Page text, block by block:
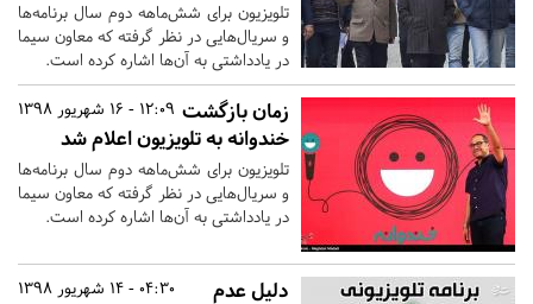
تلویزیون برای شش‌ماهه دوم سال برنامه‌ها
و سریال‌هایی در نظر گرفته که معاون سیما
در یادداشتی به آن‌ها اشاره کرده است.
12:09 - 16 شهریور 1398 زمان بازگشت
خندوانه به تلویزیون اعلام شد
تلویزیون برای شش‌ماهه دوم سال برنامه‌ها
و سریال‌هایی در نظر گرفته که معاون سیما
در یادداشتی به آن‌ها اشاره کرده است.
04:30 - 14 شهریور 1398
دلیل عدم